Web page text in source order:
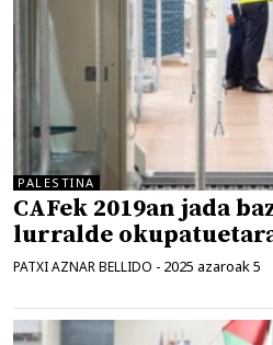
PALESTINA
CAFek 2019an jada
lurralde
PATXI AZNAR BELLIDO - 2025 azaroak 5